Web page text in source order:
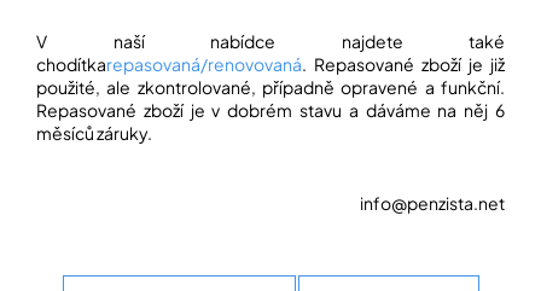
V naší nabídce najdete také
chodítkarepasovaná/renovovaná. Repasované zboží je již
použité, ale zkontrolované, případně opravené a funkční.
Repasované zboží je v dobrém stavu a dáváme na něj 6
měsíců záruky.
info@penzista.net